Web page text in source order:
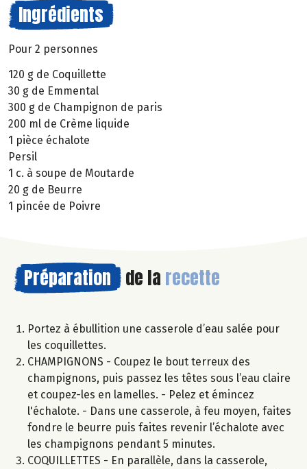
Ingrédients
Pour 2 personnes
120 g de Coquillette
30 g de Emmental
300 g de Champignon de paris
200 ml de Crème liquide
1 pièce échalote
Persil
1 c. à soupe de Moutarde
20 g de Beurre
1 pincée de Poivre
Préparation de la recette
Portez à ébullition une casserole d’eau salée pour
les coquillettes.
CHAMPIGNONS - Coupez le bout terreux des
champignons, puis passez les têtes sous l’eau claire
et coupez-les en lamelles. - Pelez et émincez
l'échalote. - Dans une casserole, à feu moyen, faites
fondre le beurre puis faites revenir l’échalote avec
les champignons pendant 5 minutes.
COQUILLETTES - En parallèle, dans la casserole,